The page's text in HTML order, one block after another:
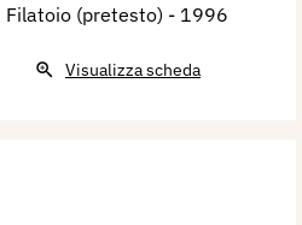
Filatoio (pretesto) - 1996
Visualizza scheda